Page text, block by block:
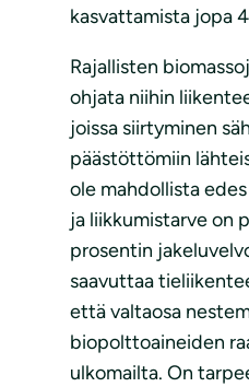
kasvattamista jopa
Rajallisten
ohjata niihin
joissa siirtyminen
päästöttömiin
ole mahdollista
ja liikkumistarve on
prosentin
saavuttaa
että valtaosa
biopolttoaineiden
ulkomailta. On